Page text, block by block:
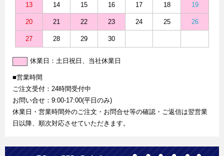
13 14 15 16 17 18 19
20 21 22 23 24 25 26
27 28 29 30
休業日：土日祝日、当社休業日
■営業時間
ご注文受付：24時間受付中
お問い合せ：9:00-17:00(平日のみ)
休業日・営業時間外のご注文・お問合せ等の確認・ご返信は翌営業
日以降、順次対応させていただきます。